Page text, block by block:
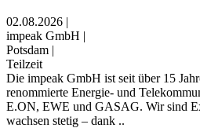
02.08.2026 |
impeak GmbH |
Potsdam |
Teilzeit
Die impeak GmbH ist seit über 15
renommierte Energie- und
E.ON, EWE und GASAG. Wir sind
wachsen stetig – dank ..